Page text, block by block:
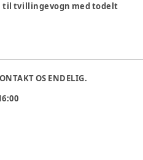
til tvillingevogn med todelt
OS ENDELIG.